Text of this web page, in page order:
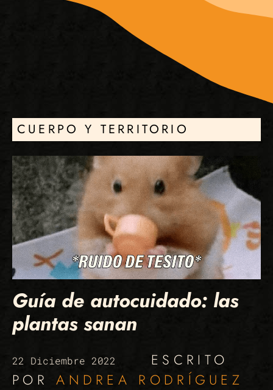
CUERPO Y TERRITORIO
Guía de autocuidado: las
plantas sanan
22 Diciembre 2022
ESCRITO
PORANDREA RODRÍGUEZ